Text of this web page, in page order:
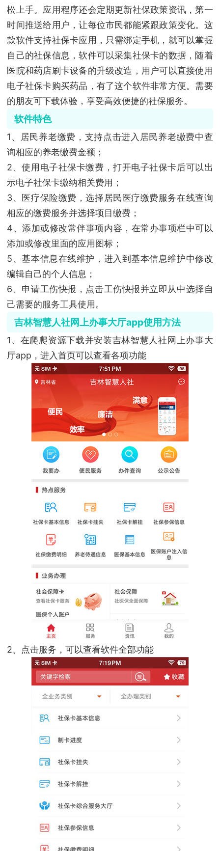
松上手。应用程序还会定期更新社保政策资讯，第一
时间推送给用户，让每位市民都能紧跟政策变化。这
款软件支持社保卡应用，只需绑定手机，就可以掌握
自己的社保信息，软件可以采集社保卡的数据，随着
医院和药店刷卡设备的升级改造，用户可以直接使用
电子社保卡购买药品，有了这个软件非常方便。需要
的朋友可下载体验，享受高效便捷的社保服务。
软件特色
1、居民养老缴费，支持点击进入居民养老缴费中查
询相应的养老缴费金额；
2、使用电子社保卡缴费，打开电子社保卡后可以出
示电子社保卡缴纳相关费用；
3、医疗保险缴费，选择居民医疗缴费服务在线查询
相应的缴费服务并选择项目缴费；
4、添加或修改常伴事项内容，在常办事项栏中可以
添加或修改里面的应用图标；
5、基本信息在线维护，进入到基本信息维护中修改
编辑自己的个人信息；
6、申请工伤快报，点击工伤快报并立即从中选择自
己需要的服务工具使用。
吉林智慧人社网上办事大厅app使用方法
1、在爬爬资源下载并安装吉林智慧人社网上办事大
厅app，进入首页可以查看各项功能
2、点击服务，可以查看软件全部功能